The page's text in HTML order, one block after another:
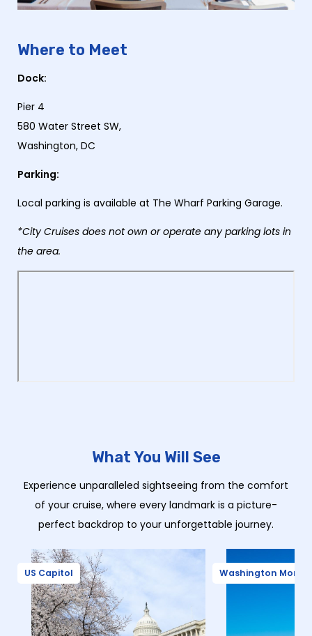
Where to Meet
Dock:
Pier 4
580 Water Street SW,
Washington, DC
Parking:
Local parking is available at The Wharf Parking Garage.
*City Cruises does not own or operate any parking lots in
the area.
What You Will See
Experience unparalleled sightseeing from the comfort
of your cruise, where every landmark is a picture-
perfect backdrop to your unforgettable journey.
US Capitol Washington